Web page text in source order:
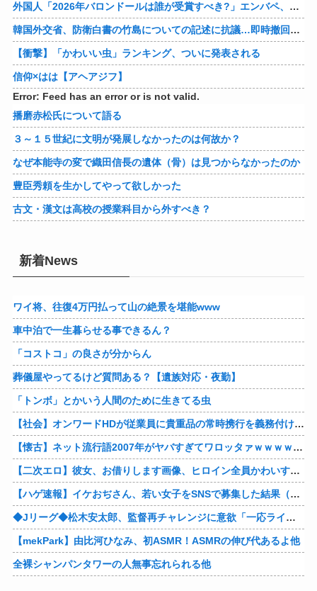
外国人「2026年バロンドールは誰が受賞すべき?」エンバペ、今季無冠でも初受賞か!?海外ファンが考える本命とは!?【海外の反応】
韓国外交省、防衛白書の竹島についての記述に抗議…即時撤回要求、日本公使呼び出す！
【衝撃】「かわいい虫」ランキング、ついに発表される
信仰×はは【アヘアジフ】
Error: Feed has an error or is not valid.
播磨赤松氏について語る
３～１５世紀に文明が発展しなかったのは何故か？
なぜ本能寺の変で織田信長の遺体（骨）は見つからなかったのか
豊臣秀頼を生かしてやって欲しかった
古文・漢文は高校の授業科目から外すべき？
新着News
ワイ将、往復4万円払って山の絶景を堪能www
車中泊で一生暮らせる事できるん？
「コストコ」の良さが分からん
葬儀屋やってるけど質問ある？【遺族対応・夜勤】
「トンボ」とかいう人間のために生きてる虫
【社会】オンワードHDが従業員に貴重品の常時携行を義務付け 熊本地震被災を受けて
【懐古】ネット流行語2007年がヤバすぎてワロッタァｗｗｗｗｗｗｗｗ
【二次エロ】彼女、お借りします画像、ヒロイン全員かわいすぎる件ｗ
【ハゲ速報】イケおぢさん、若い女子をSNSで募集した結果（画像あり）
◆Jリーグ◆松木安太郎、監督再チャレンジに意欲「一応ライセンスも持っているので」 ヴェルディ川崎の監督時代には2連覇を達成
【mekPark】由比河ひなみ、初ASMR！ASMRの伸び代あるよ他
全裸シャンパンタワーの人無事忘れられる他